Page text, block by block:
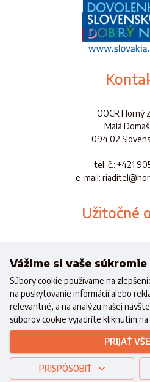
OOCR Horný
Malá
094 02
tel. č.: +421
e-mail:
Užitočné
Aplikácia
Realizované s finančnou podporou
športu
Copyright © 2021 OOCR HZ.
Created with
Vážime si vaše súkromie
Súbory cookie používame na
na poskytovanie informácií alebo
relevantné, a na analýzu našej
súborov cookie vyjadríte kliknutím
PRIJAŤ
PRISPÔSOBIŤ